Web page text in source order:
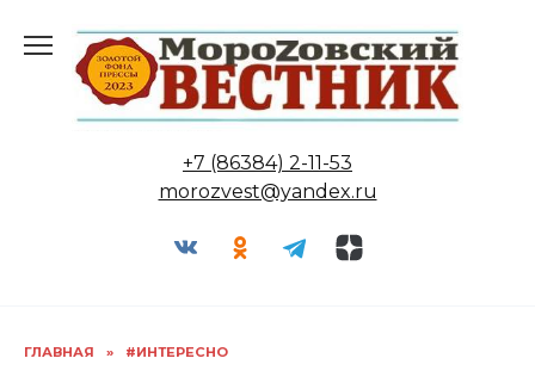
содержанию
+7 (86384) 2-11-53
morozvest@yandex.ru
ГЛАВНАЯ » #ИНТЕРЕСНО